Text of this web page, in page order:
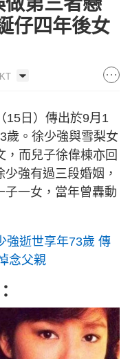
仔四年後女
15日）傳出於9月1
歲。徐少強與雪梨女
，而兒子徐偉棟亦回
強有過三段婚姻，
子一女，當年曾轟動
強逝世享年73歲 傳
念父親